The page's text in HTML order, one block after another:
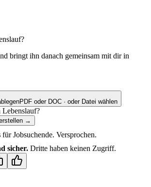
bringt ihn danach gemeinsam mit dir in
PDF oder DOC · oder Datei wählen
Lebenslauf?
→
für Jobsuchende. Versprochen.
sicher. Dritte haben keinen Zugriff.